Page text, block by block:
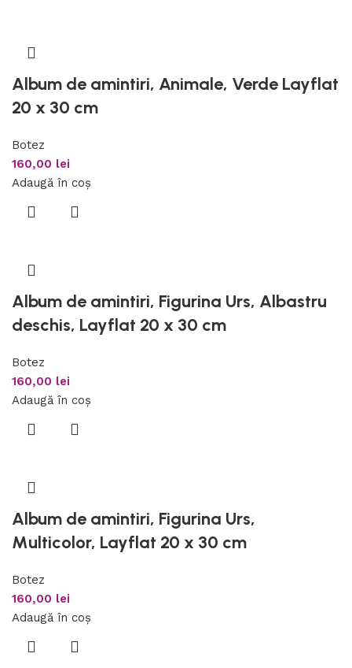
Album de amintiri, Animale, Verde Layflat
20 x 30 cm
Botez
160,00 lei
Adaugă în coș
Album de amintiri, Figurina Urs, Albastru
deschis, Layflat 20 x 30 cm
Botez
160,00 lei
Adaugă în coș
Album de amintiri, Figurina Urs,
Multicolor, Layflat 20 x 30 cm
Botez
160,00 lei
Adaugă în coș